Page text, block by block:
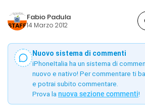
Fabio Padula
14 Marzo 2012
Nuovo sistema di commenti
iPhoneItalia ha un sistema di
nuovo e nativo! Per commentare ti
e potrai subito commentare.
Prova la nuova sezione commenti!